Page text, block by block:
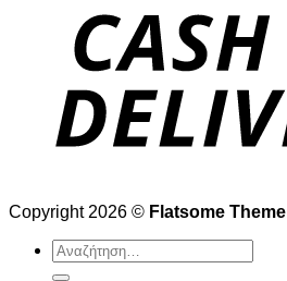
Copyright 2026 © Flatsome Theme
Αναζήτηση
για: